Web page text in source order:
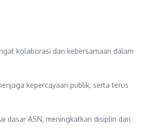
kolaborasi dan kebersamaan dalam
kepercayaan publik, serta terus
dasar ASN, meningkatkan disiplin dan